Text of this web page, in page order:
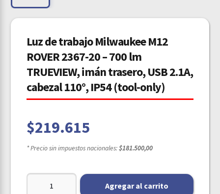
Luz de trabajo Milwaukee M12
ROVER 2367-20 – 700 lm
TRUEVIEW, imán trasero, USB 2.1A,
cabezal 110°, IP54 (tool-only)
$219.615
* Precio sin impuestos nacionales:$181.500,00
Agregar al carrito